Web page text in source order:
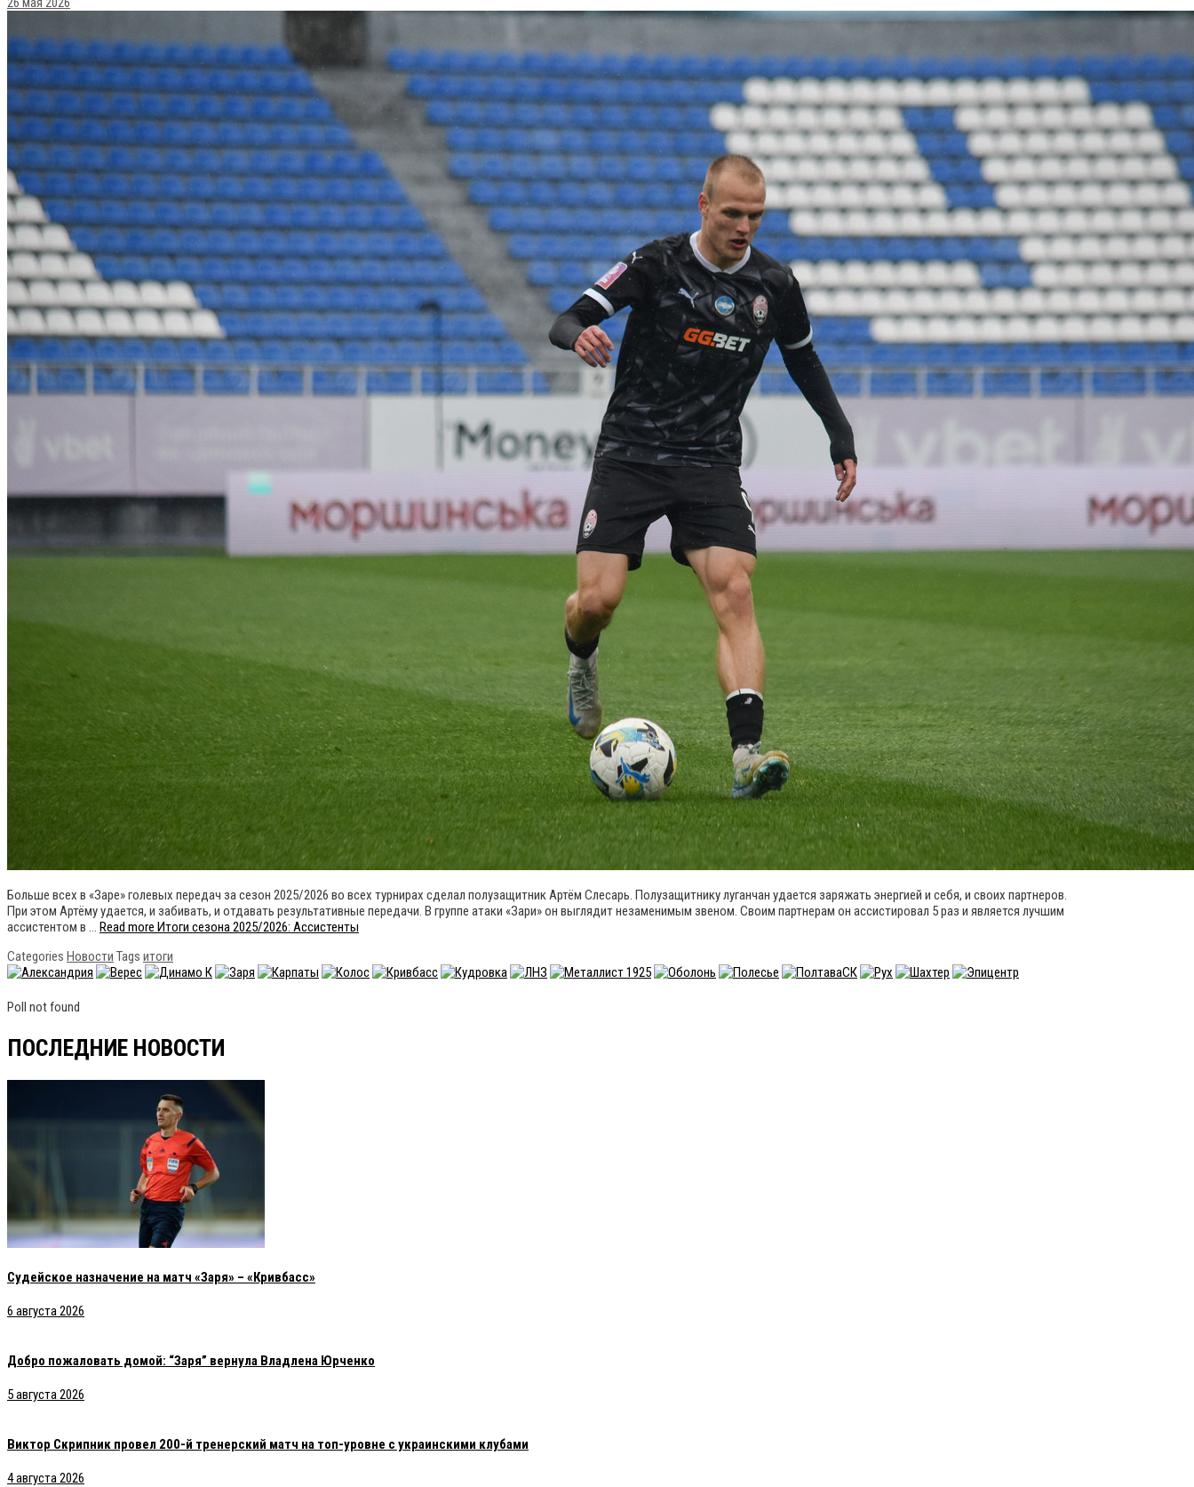
Больше всех в «Заре» голевых передач за сезон 2025/2026 во всех турнирах сделал полузащитник Артём Слесарь. Полузащитнику луганчан удается заряжать энергией и себя, и своих партнеров.
При этом Артёму удается, и забивать, и отдавать результативные передачи. В группе атаки «Зари» он выглядит незаменимым звеном. Своим партнерам он ассистировал 5 раз и является лучшим
ассистентом в … Read more Итоги сезона 2025/2026: Ассистенты
Categories Новости Tags итоги
Poll not found
ПОСЛЕДНИЕ НОВОСТИ
Судейское назначение на матч «Заря» – «Кривбасс»
6 августа 2026
Добро пожаловать домой: “Заря” вернула Владлена Юрченко
5 августа 2026
Виктор Скрипник провел 200-й тренерский матч на топ-уровне с украинскими клубами
4 августа 2026